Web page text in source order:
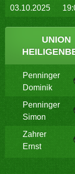
03.10.2025
UNION
Penninger
Dominik
Penninger
Simon
Zahrer
Ernst